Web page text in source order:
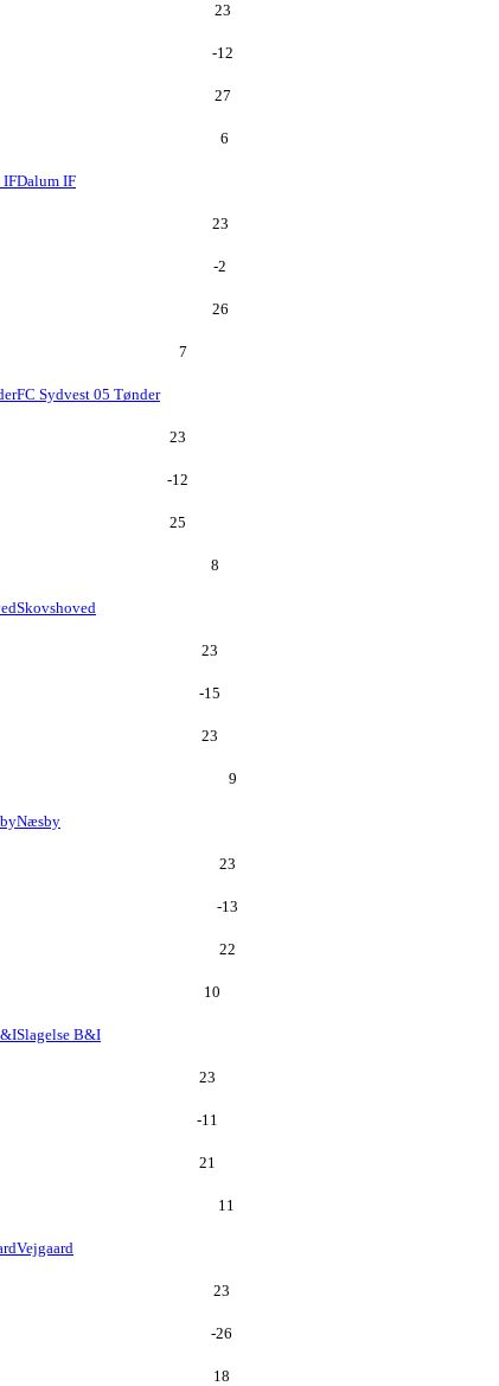
23
-12
27
6
IFDalum IF
23
-2
26
7
FC Sydvest 05 Tønder
23
-12
25
8
Skovshoved
23
-15
23
9
Næsby
23
-13
22
10
Slagelse B&I
23
-11
21
11
Vejgaard
23
-26
18